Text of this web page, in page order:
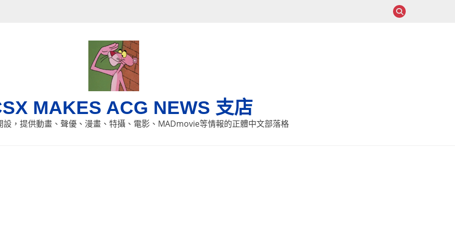
MAKES ACG NEWS 支店
設，提供動畫、聲優、漫畫、特攝、電影、MADmovie等情報的正體中文部落格